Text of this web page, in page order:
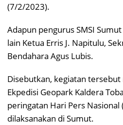
(7/2/2023).
Adapun pengurus SMSI
lain Ketua Erris J. Napitulu,
Bendahara Agus Lubis.
Disebutkan, kegiatan
Ekpedisi Geopark Kaldera
peringatan Hari Pers Nasional
dilaksanakan di Sumut.